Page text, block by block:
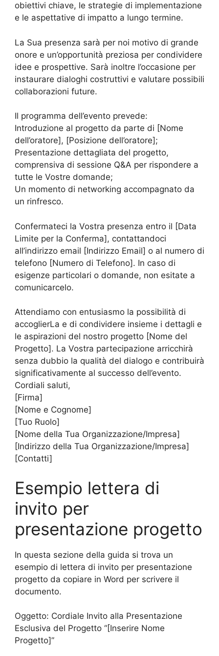
obiettivi chiave, le strategie di implementazione
e le aspettative di impatto a lungo termine.
La Sua presenza sarà per noi motivo di grande
onore e un’opportunità preziosa per condividere
idee e prospettive. Sarà inoltre l’occasione per
instaurare dialoghi costruttivi e valutare possibili
collaborazioni future.
Il programma dell’evento prevede:
Introduzione al progetto da parte di [Nome
dell’oratore], [Posizione dell’oratore];
Presentazione dettagliata del progetto,
comprensiva di sessione Q&A per rispondere a
tutte le Vostre domande;
Un momento di networking accompagnato da
un rinfresco.
Confermateci la Vostra presenza entro il [Data
Limite per la Conferma], contattandoci
all’indirizzo email [Indirizzo Email] o al numero di
telefono [Numero di Telefono]. In caso di
esigenze particolari o domande, non esitate a
comunicarcelo.
Attendiamo con entusiasmo la possibilità di
accoglierLa e di condividere insieme i dettagli e
le aspirazioni del nostro progetto [Nome del
Progetto]. La Vostra partecipazione arricchirà
senza dubbio la qualità del dialogo e contribuirà
significativamente al successo dell’evento.
Cordiali saluti,
[Firma]
[Nome e Cognome]
[Tuo Ruolo]
[Nome della Tua Organizzazione/Impresa]
[Indirizzo della Tua Organizzazione/Impresa]
[Contatti]
Esempio lettera di
invito per
presentazione progetto
In questa sezione della guida si trova un
esempio di lettera di invito per presentazione
progetto da copiare in Word per scrivere il
documento.
Oggetto: Cordiale Invito alla Presentazione
Esclusiva del Progetto “[Inserire Nome
Progetto]”